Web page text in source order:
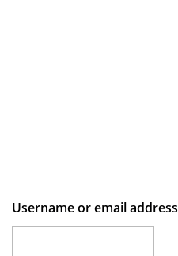
Username or email address